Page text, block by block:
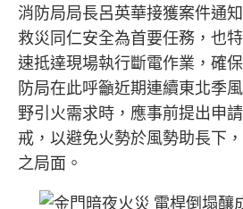
消防局局長呂英華接獲案件通
救災同仁安全為首要任務，也
速抵達現場執行斷電作業，確
防局在此呼籲近期連續東北季
野引火需求時，應事前提出申
戒，以避免火勢於風勢助長下
之局面。